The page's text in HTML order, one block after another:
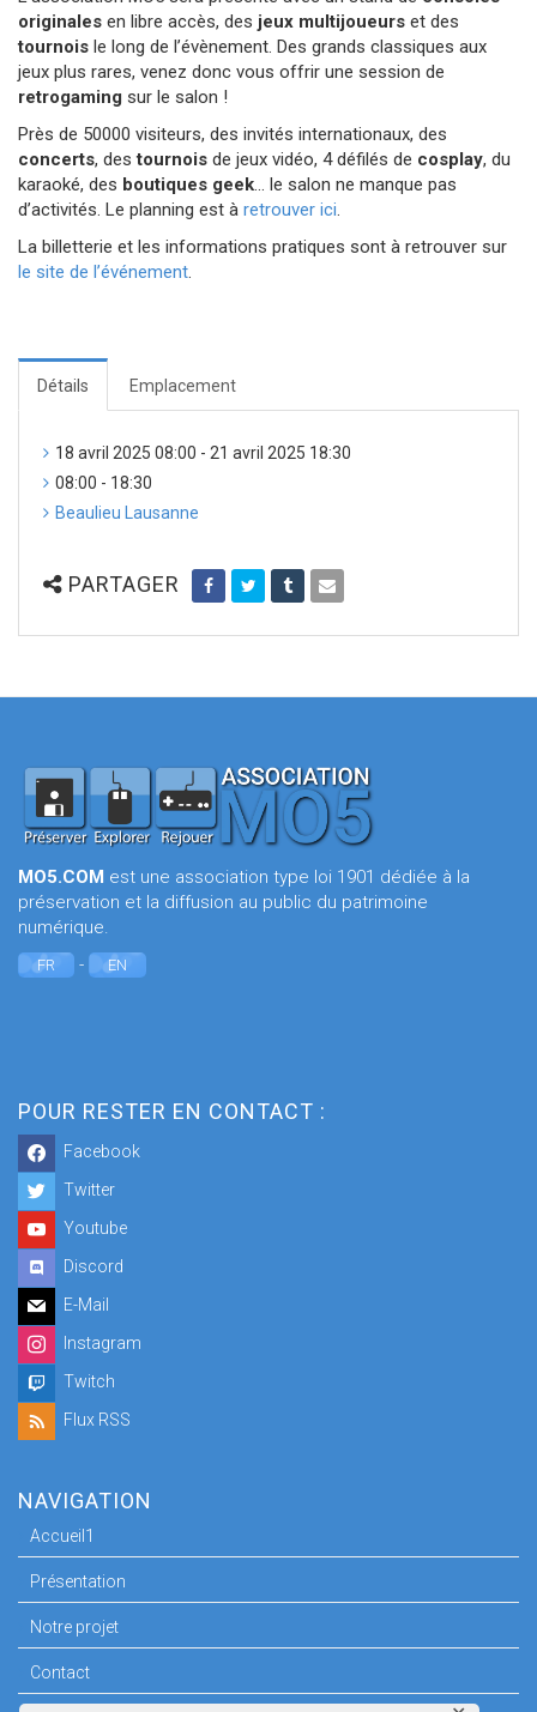
originales en libre accès, des jeux multijoueurs et des
tournois le long de l’évènement. Des grands classiques aux
jeux plus rares, venez donc vous offrir une session de
retrogaming sur le salon !
Près de 50000 visiteurs, des invités internationaux, des
concerts, destournois de jeux vidéo, 4 défilés de cosplay, du
karaoké, des boutiques geek… le salon ne manque pas
d’activités. Le planning est à retrouver ici.
La billetterie et les informations pratiques sont à retrouver sur
le site de l’événement.
Détails Emplacement
18 avril 2025 08:00 - 21 avril 2025 18:30
08:00 - 18:30
Beaulieu Lausanne
PARTAGER
MO5.COM est une association type loi 1901 dédiée à la
préservation et la diffusion au public du patrimoine
numérique.
FR - EN
POUR RESTER EN CONTACT :
Facebook
Twitter
Youtube
Discord
E-Mail
Instagram
Twitch
Flux RSS
NAVIGATION
Accueil1
Présentation
Notre projet
Contact